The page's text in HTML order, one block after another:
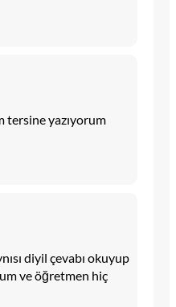
tersine yazıyorum
diyil çevabı okuyup
ve öğretmen hiç